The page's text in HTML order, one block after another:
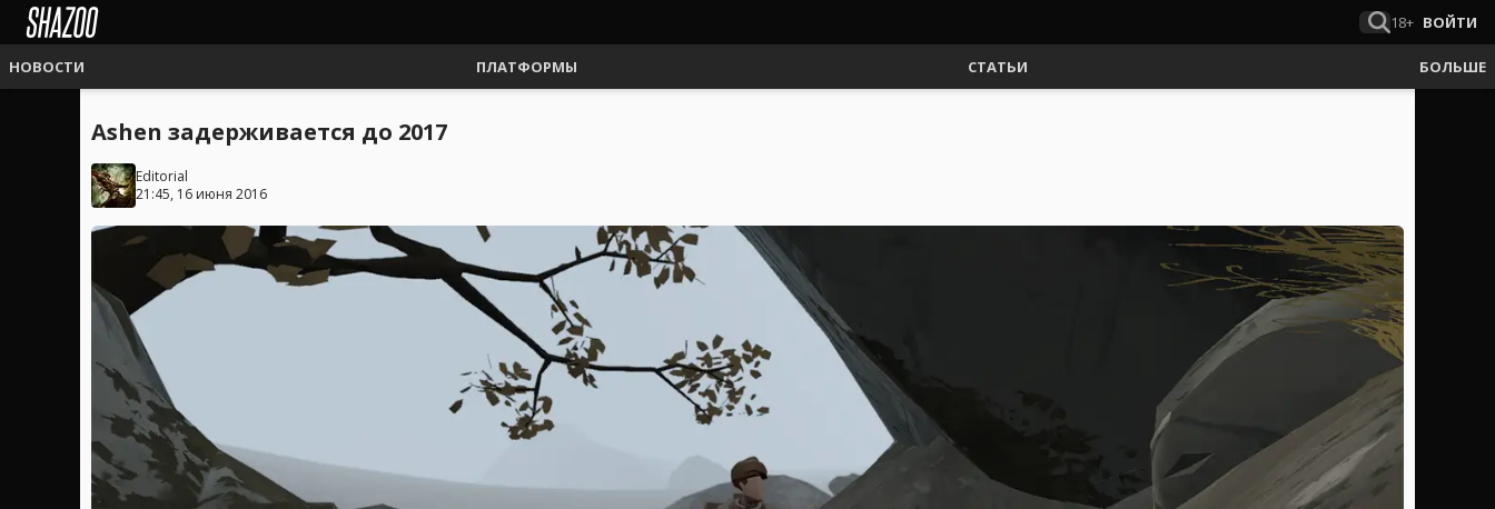
18+ ВОЙТИ
НОВОСТИ ПЛАТФОРМЫ СТАТЬИ БОЛЬШЕ
Ashen задерживается до 2017
Editorial
21:45, 16 июня 2016